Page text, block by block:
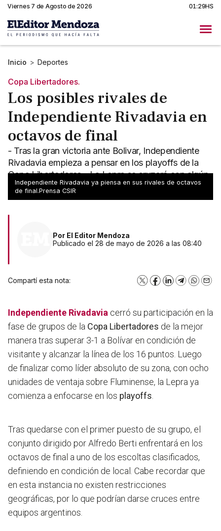
Viernes 7 de Agosto de 2026 01:29HS
Inicio > Deportes
Copa Libertadores.
Los posibles rivales de
Independiente Rivadavia en
octavos de final
- Tras la gran victoria ante Bolivar, Independiente
Rivadavia empieza a pensar en los playoffs de la
Copa Libertadores - La Lepra se cruzará con algún
segundo
Independiente Rivadavia ya piensa en sus rivales de octavos
de final.Prensa CSIR
Por El Editor Mendoza
Publicado el 28 de mayo de 2026 a las 08:40
Compartí esta nota: X Facebook
LinkedInTelegram
Independiente Rivadavia cerró su participación en la
fase de grupos de la Copa Libertadores de la mejor
manera tras superar 3-1 a Bolívar en condición de
visitante y alcanzar la línea de los 16 puntos. Luego
de finalizar como líder absoluto de su zona, con ocho
unidades de ventaja sobre Fluminense, la Lepra ya
comienza a enfocarse en los playoffs
Tras quedarse con el primer puesto de su grupo, el
conjunto dirigido por Alfredo Berti enfrentará en los
octavos de final a uno de los escoltas clasificados,
definiendo en condición de local. Cabe recordar que
en esta instancia no existen restricciones
geográficas, por lo que podrían darse cruces entre
equipos argentinos.